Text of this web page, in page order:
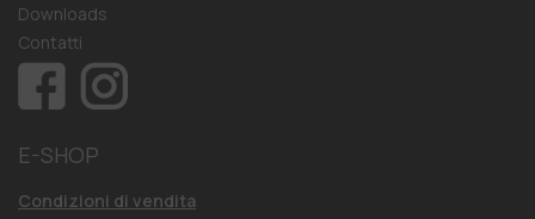
Downloads
Contatti
E-SHOP
Condizioni di vendita